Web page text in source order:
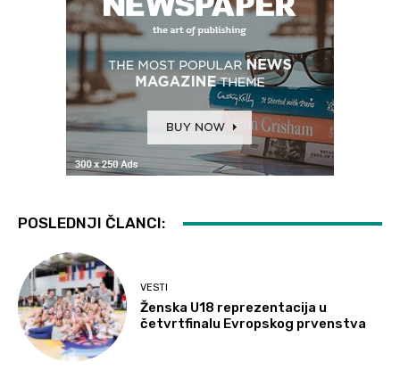
POSLEDNJI ČLANCI:
VESTI
Ženska U18 reprezentacija u
četvrtfinalu Evropskog prvenstva